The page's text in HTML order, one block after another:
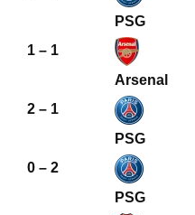
PSG
1 – 1
Arsenal
2 – 1
PSG
0 – 2
PSG